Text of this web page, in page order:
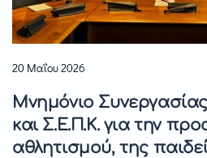
20 Μαΐου 2026
Μνημόνιο
και Σ.Ε.Π.Κ. για την
αθλητισμού, της